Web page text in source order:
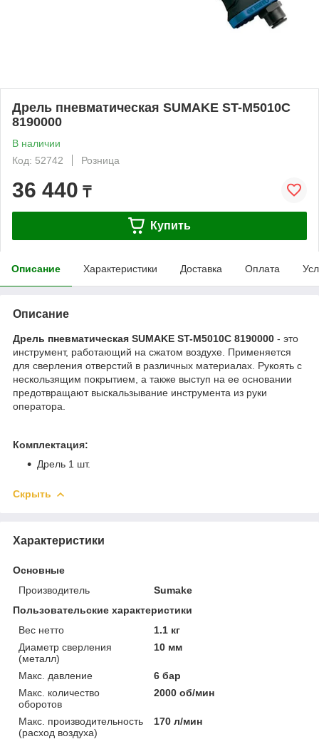
Дрель пневматическая SUMAKE ST-M5010C
8190000
В наличии
Код: 52742
Розница
36 440 ₸
Купить
Описание Характеристики Доставка Оплата
Описание
Дрель пневматическая SUMAKE ST-M5010C 8190000 - это
инструмент, работающий на сжатом воздухе. Применяется
для сверления отверстий в различных материалах. Рукоять с
нескользящим покрытием, а также выступ на ее основании
предотвращают выскальзывание инструмента из руки
оператора.
Комплектация:
Дрель 1 шт.
Скрыть
Характеристики
Основные
Производитель
Sumake
Пользовательские характеристики
Вес нетто
1.1 кг
Диаметр сверления
(металл)
10 мм
Макс. давление
6 бар
Макс. количество
оборотов
2000 об/мин
Макс. производительность
(расход воздуха)
170 л/мин